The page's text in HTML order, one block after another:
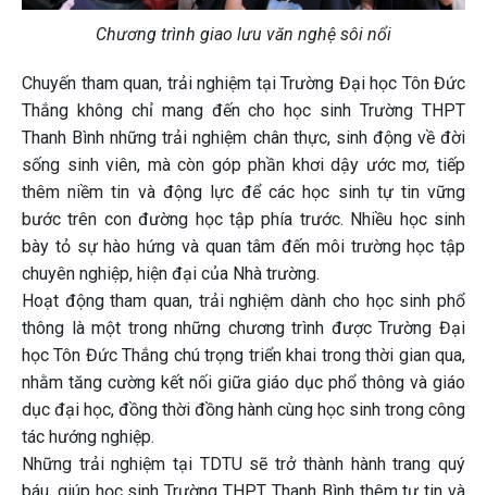
Chương trình giao lưu văn nghệ sôi nổi
Chuyến tham quan, trải nghiệm tại Trường Đại học Tôn Đức
Thắng không chỉ mang đến cho học sinh Trường THPT
Thanh Bình những trải nghiệm chân thực, sinh động về đời
sống sinh viên, mà còn góp phần khơi dậy ước mơ, tiếp
thêm niềm tin và động lực để các học sinh tự tin vững
bước trên con đường học tập phía trước. Nhiều học sinh
bày tỏ sự hào hứng và quan tâm đến môi trường học tập
chuyên nghiệp, hiện đại của Nhà trường.
Hoạt động tham quan, trải nghiệm dành cho học sinh phổ
thông là một trong những chương trình được Trường Đại
học Tôn Đức Thắng chú trọng triển khai trong thời gian qua,
nhằm tăng cường kết nối giữa giáo dục phổ thông và giáo
dục đại học, đồng thời đồng hành cùng học sinh trong công
tác hướng nghiệp.
Những trải nghiệm tại TDTU sẽ trở thành hành trang quý